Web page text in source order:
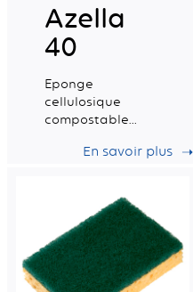
Azella
40
Eponge
cellulosique
compostable
contact
petite n°2 -
Fabrication
française
En savoir plus